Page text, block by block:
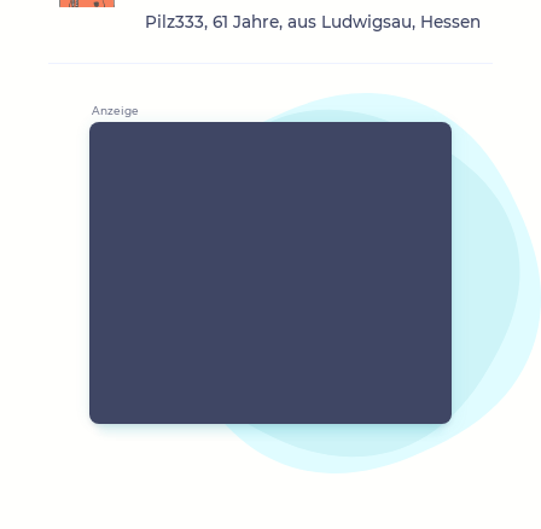
Pilz333, 61 Jahre, aus Ludwigsau, Hessen